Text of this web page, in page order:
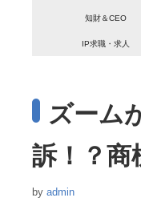
知財＆CEO
IP求職・求人
ズーム
訴！？商
by admin